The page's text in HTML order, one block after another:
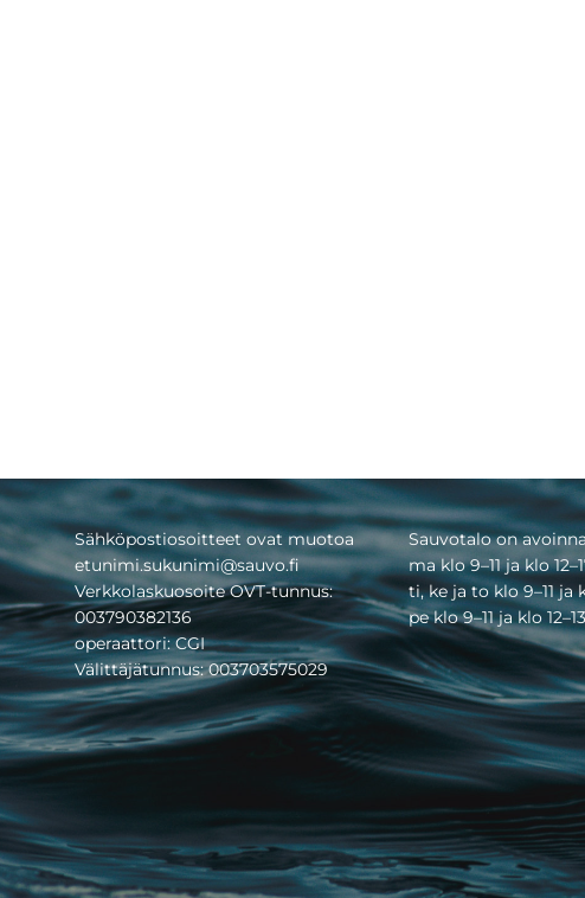
Sähköpostiosoitteet ovat muotoa
etunimi.sukunimi@sauvo.fi
Verkkolaskuosoite OVT-tunnus:
003790382136
operaattori: CGI
Välittäjätunnus: 003703575029
Sauvotalo on
ma klo 9–11 ja klo
ti, ke ja to klo 9–11 ja
pe klo 9–11 ja klo 12–13